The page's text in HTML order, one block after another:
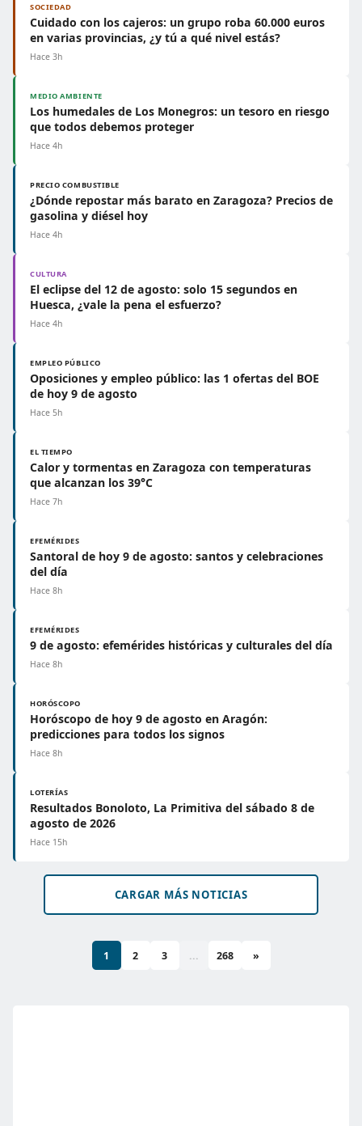
SOCIEDAD
Cuidado con los cajeros: un grupo roba 60.000 euros
en varias provincias, ¿y tú a qué nivel estás?
Hace 3h
MEDIO AMBIENTE
Los humedales de Los Monegros: un tesoro en riesgo
que todos debemos proteger
Hace 4h
PRECIO COMBUSTIBLE
¿Dónde repostar más barato en Zaragoza? Precios de
gasolina y diésel hoy
Hace 4h
CULTURA
El eclipse del 12 de agosto: solo 15 segundos en
Huesca, ¿vale la pena el esfuerzo?
Hace 4h
EMPLEO PÚBLICO
Oposiciones y empleo público: las 1 ofertas del BOE
de hoy 9 de agosto
Hace 5h
EL TIEMPO
Calor y tormentas en Zaragoza con temperaturas
que alcanzan los 39°C
Hace 7h
EFEMÉRIDES
Santoral de hoy 9 de agosto: santos y celebraciones
del día
Hace 8h
EFEMÉRIDES
9 de agosto: efemérides históricas y culturales del día
Hace 8h
HORÓSCOPO
Horóscopo de hoy 9 de agosto en Aragón:
predicciones para todos los signos
Hace 8h
LOTERÍAS
Resultados Bonoloto, La Primitiva del sábado 8 de
agosto de 2026
Hace 15h
CARGAR MÁS NOTICIAS
1 2 3 ... 268 »